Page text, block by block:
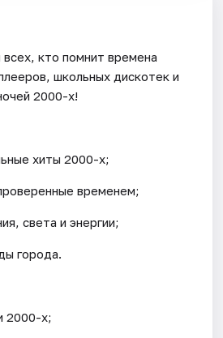
кто помнит времена
школьных дискотек и
2000-х!
хиты 2000-х;
временем;
света и энергии;
города.
2000-х;